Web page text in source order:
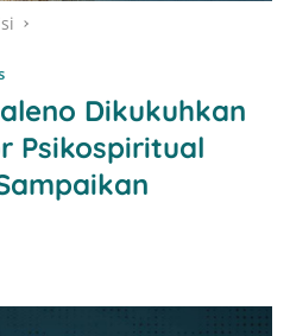
Dikukuhkan
Psikospiritual